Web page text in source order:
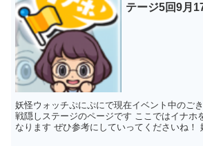
テージ5回9月
妖怪ウォッチぷにぷにで現在イベント中のご
戦隠しステージのページです ここではイナホ
なります ぜひ参考にしていってくださいね！